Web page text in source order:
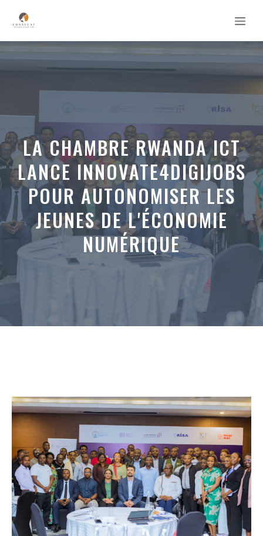
contenu
LA CHAMBRE RWANDA ICT
LANCE INNOVATE4DIGIJOBS
POUR AUTONOMISER LES
JEUNES DE L'ÉCONOMIE
NUMÉRIQUE